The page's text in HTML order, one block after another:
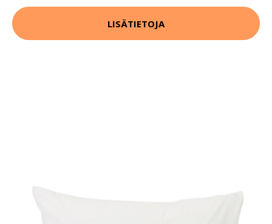
LISÄTIETOJA